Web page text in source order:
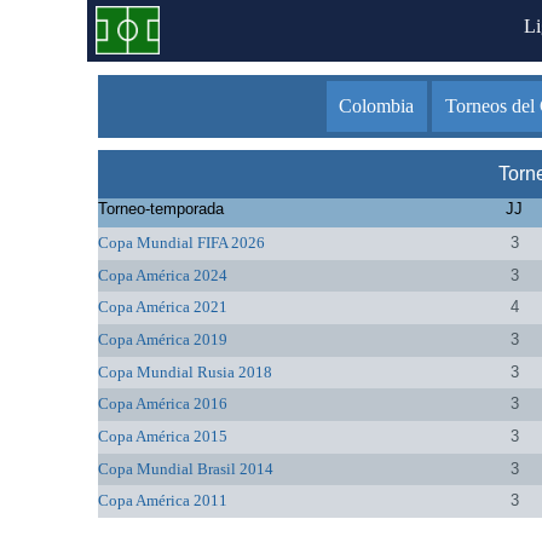
Colombia Torneos del
Torneo-temporada JJ
Copa Mundial FIFA 2026
3
Copa América 2024
3
Copa América 2021
4
Copa América 2019
3
Copa Mundial Rusia 2018
3
Copa América 2016
3
Copa América 2015
3
Copa Mundial Brasil 2014
3
Copa América 2011
3